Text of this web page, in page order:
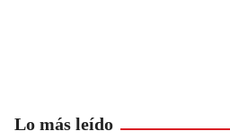
Lo más leído